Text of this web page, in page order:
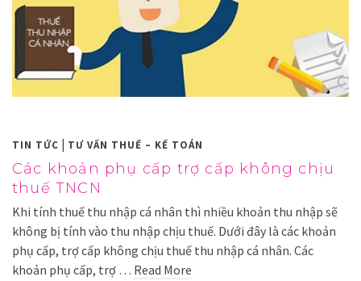
TIN TỨC | TƯ VẤN THUẾ – KẾ TOÁN
Các khoản phụ cấp trợ cấp không chịu
thuế TNCN
Khi tính thuế thu nhập cá nhân thì nhiều khoản thu nhập sẽ
không bị tính vào thu nhập chịu thuế. Dưới đây là các khoản
phụ cấp, trợ cấp không chịu thuế thu nhập cá nhân. Các
khoản phụ cấp, trợ … Read More